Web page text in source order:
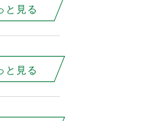
と見る
と見る